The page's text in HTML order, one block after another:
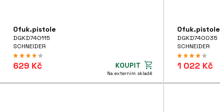
Ofuk.pistole
DGKD740115
SCHNEIDER
629 Kč KOUPIT
Na externím skladě
Ofuk.pistole
DGKD740035
SCHNEIDER
1 022 Kč